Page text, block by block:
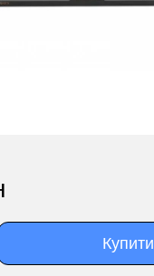
Купити